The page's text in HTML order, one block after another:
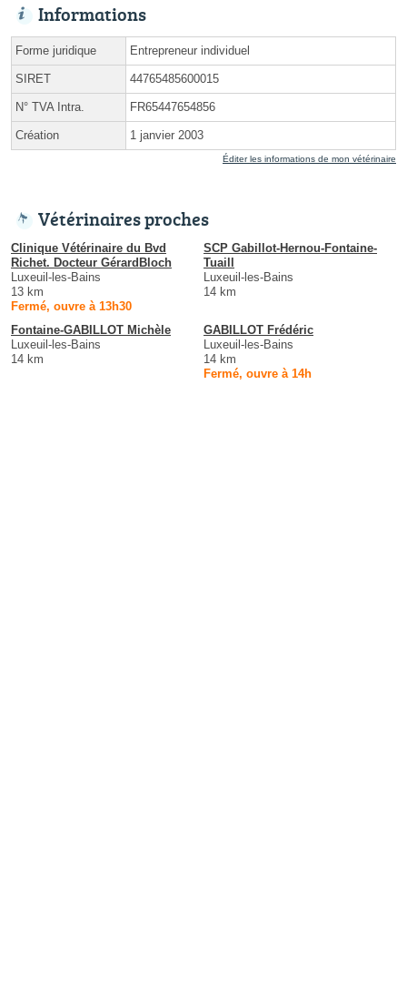
Informations
Forme juridique Entrepreneur individuel
SIRET 44765485600015
N° TVA Intra. FR65447654856
Création 1 janvier 2003
Éditer les informations de mon vétérinaire
Vétérinaires proches
Clinique Vétérinaire du Bvd
Richet. Docteur GérardBloch
Luxeuil-les-Bains
13 km
Fermé, ouvre à 13h30
SCP Gabillot-Hernou-Fontaine-
Tuaill
Luxeuil-les-Bains
14 km
Fontaine-GABILLOT Michèle
Luxeuil-les-Bains
14 km
GABILLOT Frédéric
Luxeuil-les-Bains
14 km
Fermé, ouvre à 14h